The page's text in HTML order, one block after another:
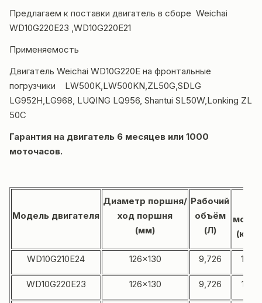
Предлагаем к поставки двигатель в сборе Weichai
WD10G220E23 ,WD10G220E21
Применяемость
Двигатель Weichai WD10G220E на фронтальные
погрузчики LW500K,LW500KN,ZL50G,SDLG
LG952H,LG968, LUQING LQ956, Shantui SL50W,Lonking ZL
50C
Гарантия на двигатель 6 месяцев или 1000
моточасов.
Модель двигателя
Диаметр поршня/
ход поршня
(мм)
Рабочий
объём
(Л)
(кВт/
WD10G210E24 126×130 9,726 154/
WD10G220E23 126×130 9,726 162/